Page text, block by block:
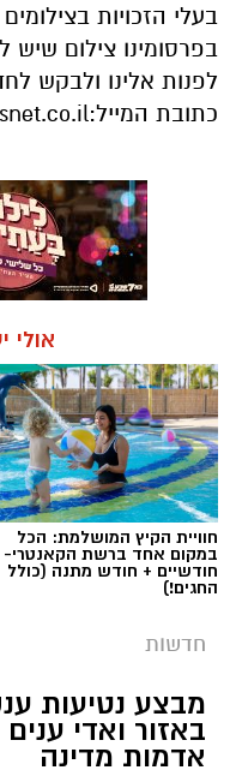
בעלי הזכויות
בפרסומינו צילום שיש
לפנות אלינו ולבקש
כתובת המייל:
אולי
חוויית הקיץ המושלמת: הכל
במקום אחד ברשת הקאנטרי-
חודשיים + חודש מתנה (כולל
החגים!)
חדשות
באזור ואדי
אדמות מדינה